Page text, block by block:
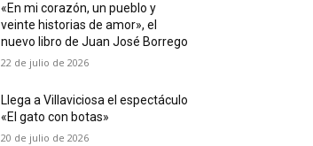
«En mi corazón, un pueblo y
veinte historias de amor», el
nuevo libro de Juan José Borrego
22 de julio de 2026
Llega a Villaviciosa el espectáculo
«El gato con botas»
20 de julio de 2026